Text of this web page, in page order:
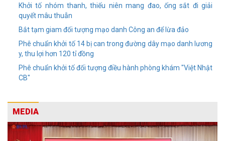
Khởi tố nhóm thanh, thiếu niên mang đao, ống sắt đi giải
quyết mâu thuẫn
Bắt tạm giam đối tượng mạo danh Công an để lừa đảo
Phê chuẩn khởi tố 14 bị can trong đường dây mạo danh lương
y, thu lợi hơn 120 tỉ đồng
Phê chuẩn khởi tố đối tượng điều hành phòng khám "Việt Nhật
CB"
MEDIA